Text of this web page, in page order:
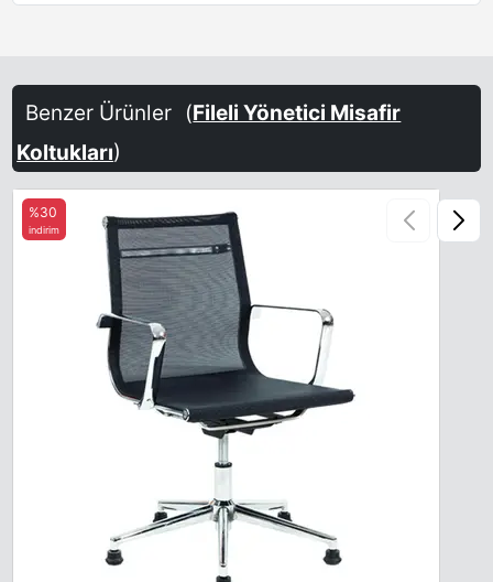
Benzer Ürünler (Fileli Yönetici Misafir
Koltukları)
%30
indirim